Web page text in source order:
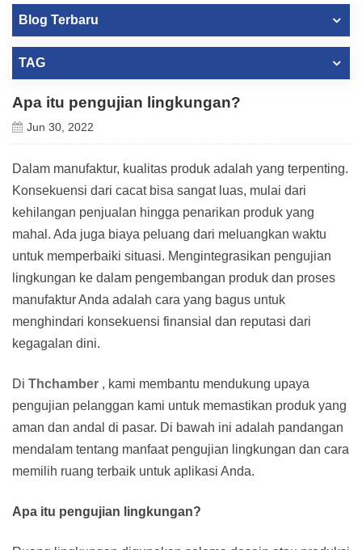
Blog Terbaru
TAG
Apa itu pengujian lingkungan?
Jun 30, 2022
Dalam manufaktur, kualitas produk adalah yang terpenting.
Konsekuensi dari cacat bisa sangat luas, mulai dari
kehilangan penjualan hingga penarikan produk yang
mahal. Ada juga biaya peluang dari meluangkan waktu
untuk memperbaiki situasi. Mengintegrasikan pengujian
lingkungan ke dalam pengembangan produk dan proses
manufaktur Anda adalah cara yang bagus untuk
menghindari konsekuensi finansial dan reputasi dari
kegagalan dini.
Di Thchamber , kami membantu mendukung upaya
pengujian pelanggan kami untuk memastikan produk yang
aman dan andal di pasar. Di bawah ini adalah pandangan
mendalam tentang manfaat pengujian lingkungan dan cara
memilih ruang terbaik untuk aplikasi Anda.
Apa itu pengujian lingkungan?